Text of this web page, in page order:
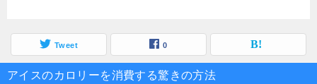
Tweet 0
アイスのカロリーを消費する驚きの方法